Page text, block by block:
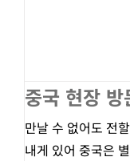
중국 현장 방
만날 수 없어도 전
내게 있어 중국은